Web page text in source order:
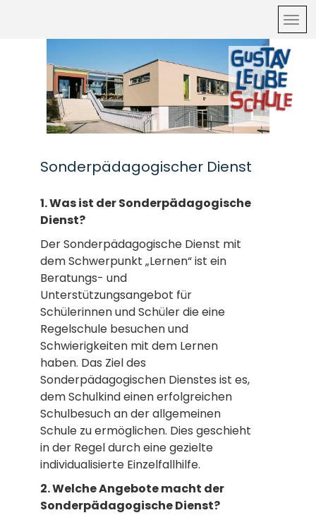
Sonderpädagogischer Dienst
1. Was ist der Sonderpädagogische
Dienst?
Der Sonderpädagogische Dienst mit
dem Schwerpunkt „Lernen“ ist ein
Beratungs- und
Unterstützungsangebot für
Schülerinnen und Schüler die eine
Regelschule besuchen und
Schwierigkeiten mit dem Lernen
haben. Das Ziel des
Sonderpädagogischen Dienstes ist es,
dem Schulkind einen erfolgreichen
Schulbesuch an der allgemeinen
Schule zu ermöglichen. Dies geschieht
in der Regel durch eine gezielte
individualisierte Einzelfallhilfe.
2. Welche Angebote macht der
Sonderpädagogische Dienst?